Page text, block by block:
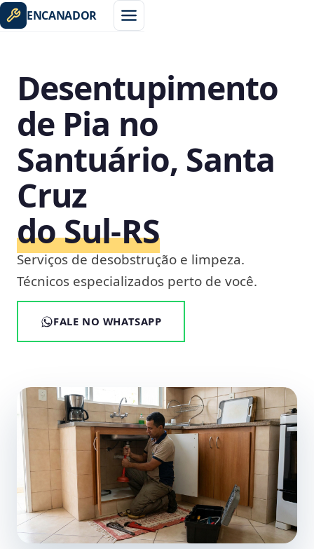
ENCANADOR
Desentupimento
de Pia no
Santuário, Santa
Cruz
do Sul‑RS
Serviços de desobstrução e limpeza.
Técnicos especializados perto de você.
FALE NO WHATSAPP